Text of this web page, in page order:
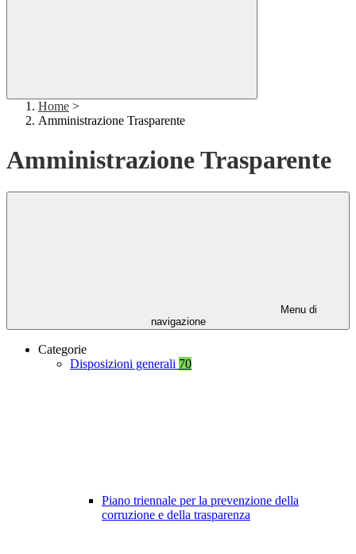
Home >
Amministrazione Trasparente
Amministrazione Trasparente
Menu di
navigazione
Categorie
Disposizioni generali 70
Piano triennale per la prevenzione della
corruzione e della trasparenza